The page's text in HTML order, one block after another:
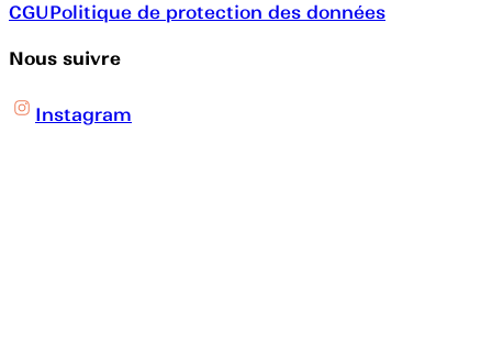
CGUPolitique de protection des données
Nous suivre
Instagram